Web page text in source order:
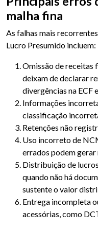
malha fina
As falhas mais
Lucro Presumido incluem:
Omissão de receitas
deixam de declarar
divergências na ECF
Informações
classificação
Retenções não
Uso incorreto de
errados podem
Distribuição de
quando não há
sustente o valor
Entrega incompleta
acessórias, como